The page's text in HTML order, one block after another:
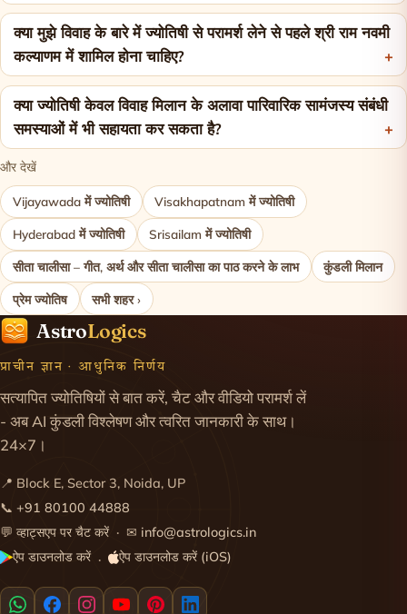
क्या मुझे विवाह के बारे में ज्योतिषी से परामर्श लेने से पहले श्री राम नवमी
कल्याणम में शामिल होना चाहिए?
क्या ज्योतिषी केवल विवाह मिलान के अलावा पारिवारिक सामंजस्य संबंधी
समस्याओं में भी सहायता कर सकता है?
और देखें
Vijayawada में ज्योतिषी Visakhapatnam में ज्योतिषी
Hyderabad में ज्योतिषी Srisailam में ज्योतिषी
सीता चालीसा – गीत, अर्थ और सीता चालीसा का पाठ करने के लाभ कुंडली मिलान
प्रेम ज्योतिष सभी शहर ›
AstroLogics
प्राचीन ज्ञान · आधुनिक निर्णय
सत्यापित ज्योतिषियों से बात करें, चैट और वीडियो परामर्श लें
- अब AI कुंडली विश्लेषण और त्वरित जानकारी के साथ।
24×7।
📍 Block E, Sector 3, Noida, UP
📞 +91 80100 44888
💬 व्हाट्सएप पर चैट करें · ✉ info@astrologics.in
ऐप डाउनलोड करें · ऐप डाउनलोड करें (iOS)